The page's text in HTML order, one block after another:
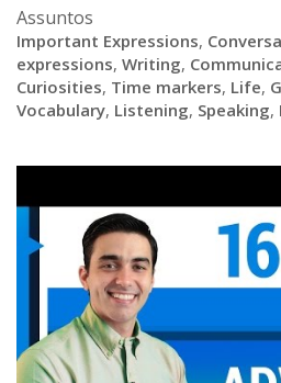
Assuntos
Important Expressions,
expressions, Writing,
Curiosities, Time markers, Life,
Vocabulary, Listening, Speaking,